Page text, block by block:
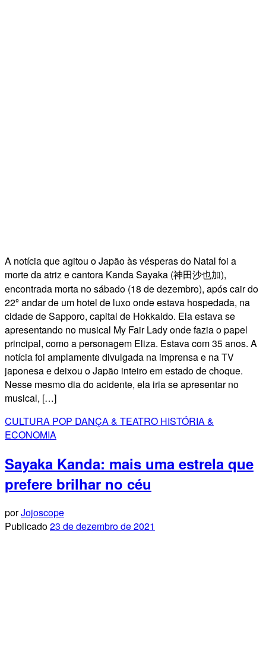
A notícia que agitou o Japão às vésperas do Natal foi a
morte da atriz e cantora Kanda Sayaka (神田沙也加),
encontrada morta no sábado (18 de dezembro), após cair do
22º andar de um hotel de luxo onde estava hospedada, na
cidade de Sapporo, capital de Hokkaido. Ela estava se
apresentando no musical My Fair Lady onde fazia o papel
principal, como a personagem Eliza. Estava com 35 anos. A
notícia foi amplamente divulgada na imprensa e na TV
japonesa e deixou o Japão inteiro em estado de choque.
Nesse mesmo dia do acidente, ela iria se apresentar no
musical, […]
CULTURA POP DANÇA & TEATRO HISTÓRIA &
ECONOMIA
Sayaka Kanda: mais uma estrela que
prefere brilhar no céu
porJojoscope
Publicado23 de dezembro de 2021